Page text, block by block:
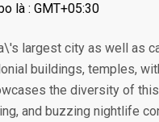
là : GMT+05:30
largest city as well as
buildings, temples,
the diversity of
and buzzing nightlife